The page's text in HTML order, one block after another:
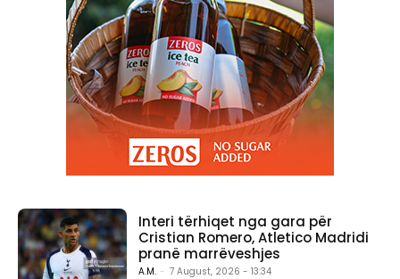
Interi tërhiqet nga gara për
Cristian Romero, Atletico Madridi
pranë marrëveshjes
A.M. - 7 August, 2026 - 13:34